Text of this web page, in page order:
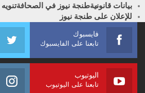
بيانات قانونيةطنجة نيوز في الصحافة
للإعلان على طنجة نيوز
فايسبوك
تابعنا على الفايسبوك
اليوتيوب
تابعنا على اليوتيوب